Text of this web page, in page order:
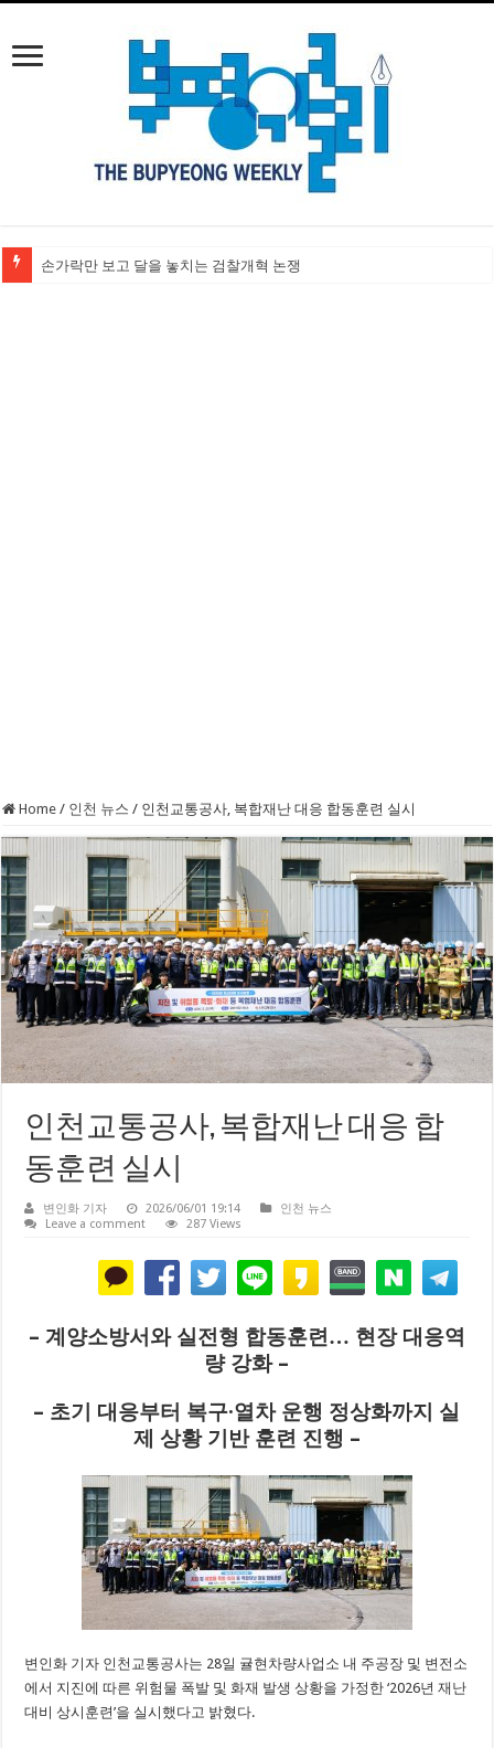
손가락만 보고 달을 놓치는 검찰개혁 논쟁
Home / 인천 뉴스 / 인천교통공사, 복합재난 대응 합동훈련 실시
인천교통공사, 복합재난 대응 합
동훈련 실시
변인화 기자 2026/06/01 19:14
인천 뉴스
Leave a comment
287 Views
– 계양소방서와 실전형 합동훈련… 현장 대응역
량 강화 –
– 초기 대응부터 복구·열차 운행 정상화까지 실
제 상황 기반 훈련 진행 –
변인화 기자 인천교통공사는 28일 귤현차량사업소 내 주공장 및 변전소
에서 지진에 따른 위험물 폭발 및 화재 발생 상황을 가정한 ‘2026년 재난
대비 상시훈련’을 실시했다고 밝혔다.